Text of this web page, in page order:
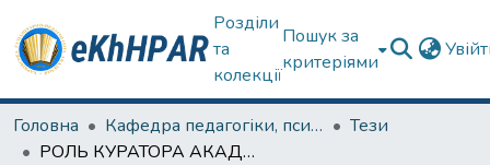
Розділи
та
колекції
Пошук за
критеріями
Головна Кафедра педагогіки, психології, початкової освіти та освітнього менеджменту
Тези
РОЛЬ КУРАТОРА АКАДЕМІЧНОЇ ГРУПИ В ЕСТЕТИЧНОМУ ВИХОВАННІ СТУДЕНТСЬКОЇ МОЛОДІ